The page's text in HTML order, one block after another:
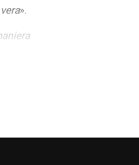
».